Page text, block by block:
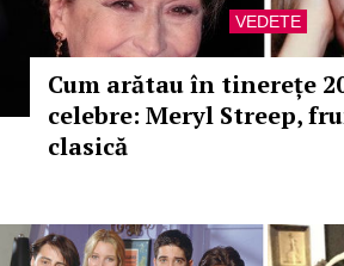
VEDETE
Cum arătau în tinerețe
celebre: Meryl Streep,
clasică